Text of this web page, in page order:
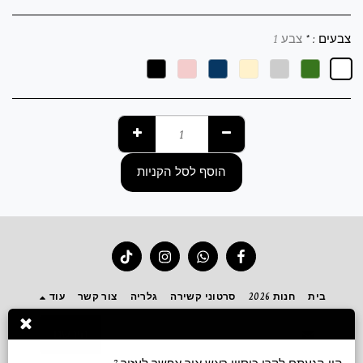
צבעים :* צבע 1
הוסף לסל הקניות
בית חנות 2026 סרטוני קשירה גלריה צור קשר עוד